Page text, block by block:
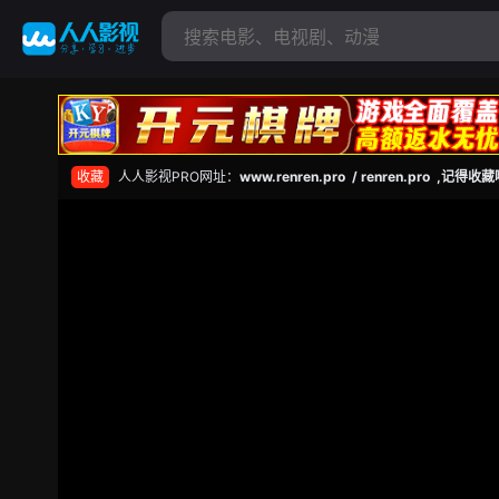
收藏 人人影视PRO网址： www.renren.pro / renren.pro ,记得收藏